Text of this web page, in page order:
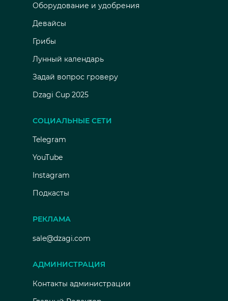
Оборудование и удобрения
Девайсы
Грибы
Лунный календарь
Задай вопрос гроверу
Dzagi Cup 2025
СОЦИАЛЬНЫЕ СЕТИ
Telegram
YouTube
Instagram
Подкасты
РЕКЛАМА
sale@dzagi.com
АДМИНИСТРАЦИЯ
Контакты администрации